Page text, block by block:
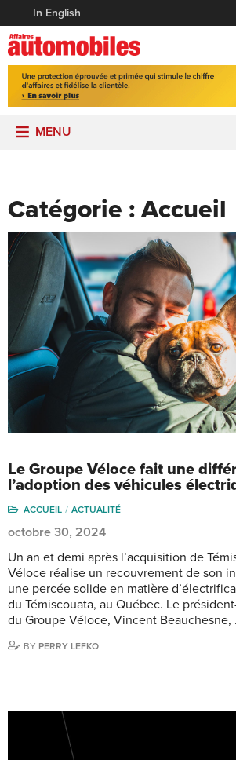
In English
MENU
Catégorie :Accueil
Le Groupe Véloce fait une
l’adoption des véhicules
ACCUEIL ACTUALITÉ
octobre 30, 2024
Un an et demi après l’acquisition de
Véloce réalise un recouvrement de son
une percée solide en matière
du Témiscouata, au Québec. Le
du Groupe Véloce, Vincent Beauchesne,
BY PERRY LEFKO